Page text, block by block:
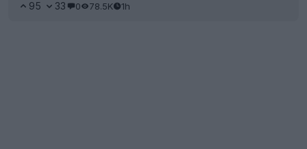
95 33 0 78.5K 1h